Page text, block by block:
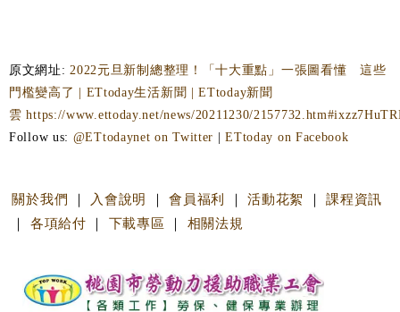
原文網址:2022元旦新制總整理！「十大重點」一張圖看懂 這些
門檻變高了 | ETtoday生活新聞 | ETtoday新聞
雲 https://www.ettoday.net/news/20211230/
Follow us: @ETtodaynet on Twitter |ETtoday on Facebook
關於我們 ｜ 入會說明 ｜會員福利 ｜活動花絮 ｜課程資訊
｜ 各項給付 ｜ 下載專區 ｜ 相關法規